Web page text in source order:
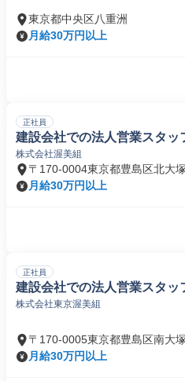
東京都中央区八重洲
月給30万円以上
正社員
建設会社での法人営業スタッ
株式会社渥美組
〒170-0004東京都豊島区北大塚
月給30万円以上
正社員
建設会社での法人営業スタッ
株式会社東京渥美組
〒170-0005東京都豊島区南大塚
月給30万円以上